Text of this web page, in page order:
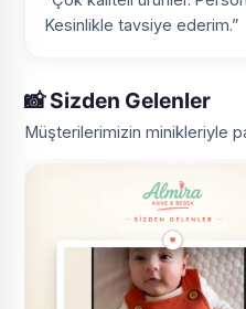
Kesinlikle tavsiye ederim.”
📸 Sizden Gelenler
Müşterilerimizin minikleriyle